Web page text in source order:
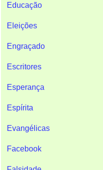
Educação
Eleições
Engraçado
Escritores
Esperança
Espírita
Evangélicas
Facebook